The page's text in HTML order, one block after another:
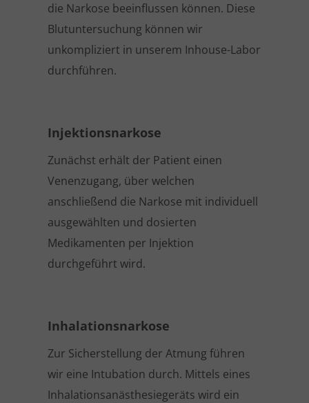
die Narkose beeinflussen können. Diese
Blutuntersuchung können wir
unkompliziert in unserem Inhouse-Labor
durchführen.
Injektionsnarkose
Zunächst erhält der Patient einen
Venenzugang, über welchen
anschließend die Narkose mit individuell
ausgewählten und dosierten
Medikamenten per Injektion
durchgeführt wird.
Inhalationsnarkose
Zur Sicherstellung der Atmung führen
wir eine Intubation durch. Mittels eines
Inhalationsanästhesiegeräts wird ein